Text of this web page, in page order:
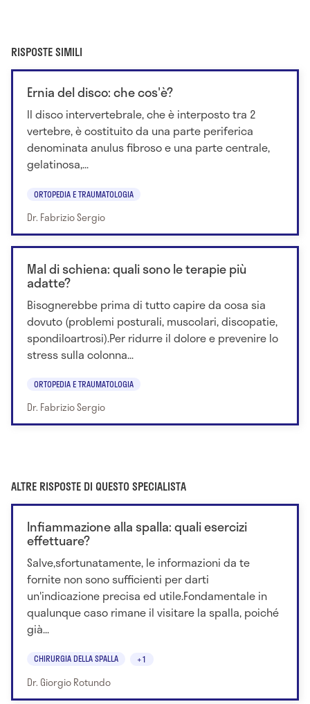
RISPOSTE SIMILI
Ernia del disco: che cos'è?
Il disco intervertebrale, che è interposto tra 2
vertebre, è costituito da una parte periferica
denominata anulus fibroso e una parte centrale,
gelatinosa,...
ORTOPEDIA E TRAUMATOLOGIA
Dr. Fabrizio Sergio
Mal di schiena: quali sono le terapie più
adatte?
Bisognerebbe prima di tutto capire da cosa sia
dovuto (problemi posturali, muscolari, discopatie,
spondiloartrosi).Per ridurre il dolore e prevenire lo
stress sulla colonna...
ORTOPEDIA E TRAUMATOLOGIA
Dr. Fabrizio Sergio
ALTRE RISPOSTE DI QUESTO SPECIALISTA
Infiammazione alla spalla: quali esercizi
effettuare?
Salve,sfortunatamente, le informazioni da te
fornite non sono sufficienti per darti
un'indicazione precisa ed utile.Fondamentale in
qualunque caso rimane il visitare la spalla, poiché
già...
CHIRURGIA DELLA SPALLA +1
Dr. Giorgio Rotundo